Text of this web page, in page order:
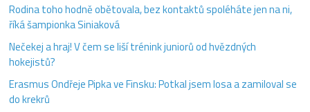
Rodina toho hodně obětovala, bez kontaktů spoléháte jen na ni,
říká šampionka Siniaková
Nečekej a hraj! V čem se liší trénink juniorů od hvězdných
hokejistů?
Erasmus Ondřeje Pipka ve Finsku: Potkal jsem losa a zamiloval se
do krekrů